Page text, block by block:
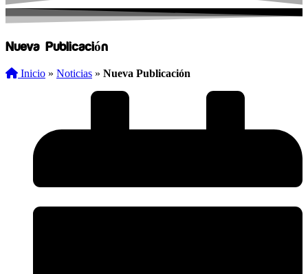
Nueva Publicación
Inicio » Noticias » Nueva Publicación